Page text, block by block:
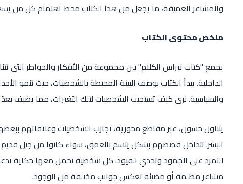
والمشاعر العميقة، ما يجعل من هذا الكتاب محط اهتمام كل من
ملخص محتوى الكتاب
يجمع "كتاب نبراس الكلام" بين مجموعة من الأفكار والخواطر التي
الداخلية. يبدأ الكتاب بوصف البيئة المحيطة بالشخصيات، حيث تنمو
والسياسية. نرى كيف تستجيب الشخصيات لتلك التغيرات، مما يضيف بعدًا
يتناول حسون، عبر مقاطع محورية، تجارب الشخصيات وعلاقاتهم
البشر. تتداخل قصصهم بشكل يتسم بالعمق، سواء كانوا من جيل
للتمرد على الجمود وتحدي القيود. كل شخصية تحمل معها حكاية
مشاعر مظلمة أو مضيئة تعكس جوانب مختلفة من الوجود.